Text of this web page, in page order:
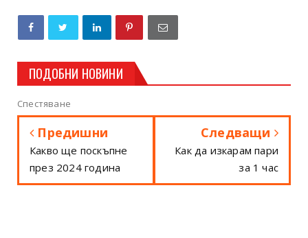
ПОДОБНИ НОВИНИ
Спестяване
Предишни
Какво ще поскъпне
през 2024 година
Следващи
Как да изкарам пари
за 1 час